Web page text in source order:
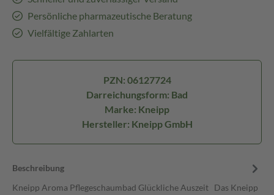
Persönliche pharmazeutische Beratung
Vielfältige Zahlarten
PZN: 06127724
Darreichungsform: Bad
Marke: Kneipp
Hersteller: Kneipp GmbH
Beschreibung
Kneipp Aroma Pflegeschaumbad Glückliche Auszeit Das Kneipp